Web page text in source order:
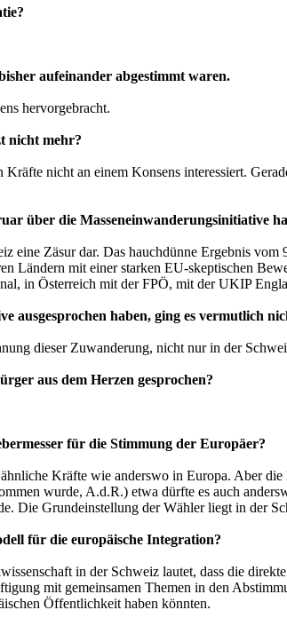
aufeinander abgestimmt waren.
hervorgebracht.
nicht mehr?
nicht an einem Konsens interessiert.
über die Masseneinwanderungsinitiative
eine Zäsur dar. Das hauchdünne Ergebnis
Ländern mit einer starken EU-skeptischen
in Österreich mit der FPÖ, mit der UKIP
ausgesprochen haben, ging es vermutlich
dieser Zuwanderung, nicht nur in der
aus dem Herzen gesprochen?
für die Stimmung der Europäer?
Kräfte wie anderswo in Europa. Aber
wurde, A.d.R.) etwa dürfte es auch
Die Grundeinstellung der Wähler liegt in der
für die europäische Integration?
in der Schweiz lautet, dass die
mit gemeinsamen Themen in den
Öffentlichkeit haben könnten.